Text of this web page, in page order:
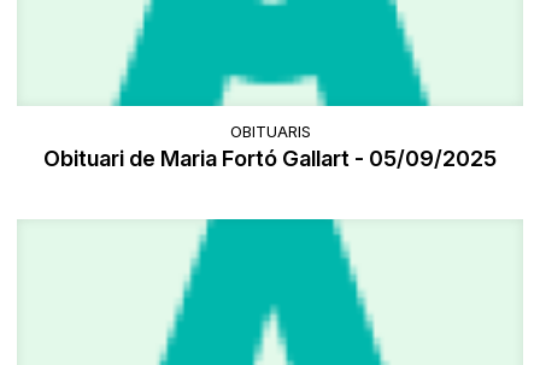
OBITUARIS
Obituari de Maria Fortó Gallart - 05/09/2025